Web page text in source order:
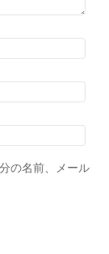
の名前、メール